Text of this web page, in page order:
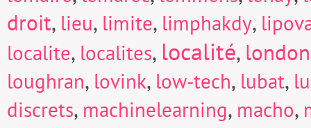
droit, lieu, limite, limphakdy,
localite, localites, localité, london
loughran, lovink, low-tech, lubat,
discrets, machinelearning, macho,